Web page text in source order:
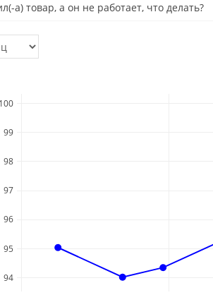
а) товар, а он не работает, что делать?
94
95
96
97
98
99
100